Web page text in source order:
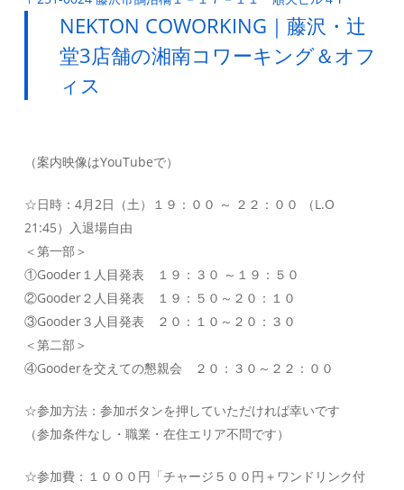
NEKTON COWORKING｜藤沢・辻
堂3店舗の湘南コワーキング＆オフ
ィス
（案内映像はYouTubeで）
☆日時：4月2日（土）１９：００ ～ ２２：００ （L.O
21:45）入退場自由
＜第一部＞
①Gooder１人目発表 １９：３０ ～１９：５０
②Gooder２人目発表 １９：５０～２０：１０
③Gooder３人目発表 ２０：１０～２０：３０
＜第二部＞
④Gooderを交えての懇親会 ２０：３０～２２：００
☆参加方法：参加ボタンを押していただければ幸いです
（参加条件なし・職業・在住エリア不問です）
☆参加費：１０００円「チャージ５００円＋ワンドリンク付